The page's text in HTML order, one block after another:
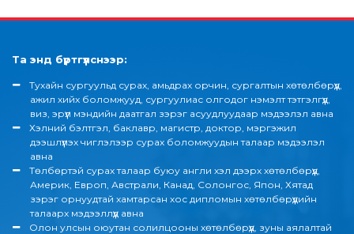
Та энд бүртгүүлснээр:
Tухайн сургуульд сурах, амьдрах орчин, сургалтын хөтөлбөрүүд,
ажил хийх боломжууд, сургуулиас олгодог нэмэлт тэтгэлгүүд,
виз, эрүүл мэндийн даатгал зэрэг асуудлуудаар мэдээлэл авна
Хэлний бэлтгэл, баклавр, магистр, доктор, мэргэжил
дээшлүүлэх чиглэлээр сурах боломжуудын талаар мэдээлэл
авна
Төлбөртэй сурах талаар буюу англи хэл дээрх хөтөлбөрүүд,
Америк, Европ, Австрали, Канад, Солонгос, Япон, Хятад
зэрэг орнуудтай хамтарсан хос дипломын хөтөлбөрүүдийн
талаарх мэдээллүүд авна
Олон улсын оюутан солилцооны хөтөлбөрүүд, зуны аялалтай